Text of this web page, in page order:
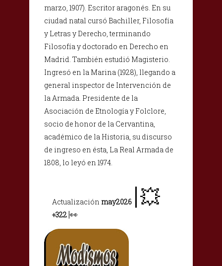
marzo, 1907). Escritor aragonés. En su
ciudad natal cursó Bachiller, Filosofía
y Letras y Derecho, terminando
Filosofía y doctorado en Derecho en
Madrid. También estudió Magisterio.
Ingresó en la Marina (1928), llegando a
general inspector de Intervención de
la Armada. Presidente de la
Asociación de Etnología y Folclore,
socio de honor de la Cervantina,
académico de la Historia, su discurso
de ingreso en ésta, La Real Armada de
1808, lo leyó en 1974.
Actualización may2026 |💥
+322|👀